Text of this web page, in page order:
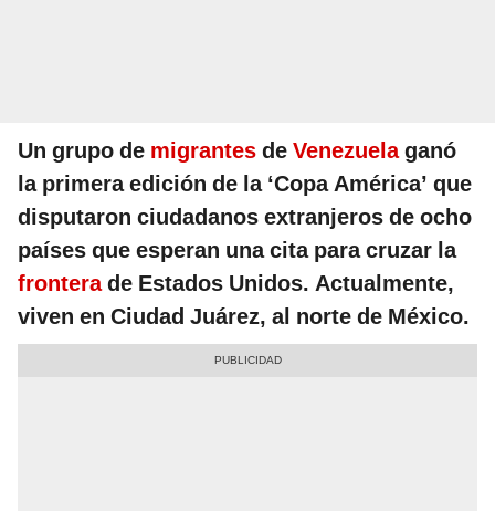
Un grupo de migrantes de Venezuelaganó
la primera edición de la ‘Copa América’ que
disputaron ciudadanos extranjeros de ocho
países que esperan una cita para cruzar la
fronterade Estados Unidos. Actualmente,
viven en Ciudad Juárez, al norte de México.